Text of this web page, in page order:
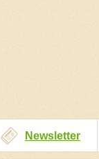
Newsletter